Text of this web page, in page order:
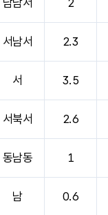
남남서 2
서남서 2.3
서 3.5
서북서 2.6
동남동 1
남 0.6